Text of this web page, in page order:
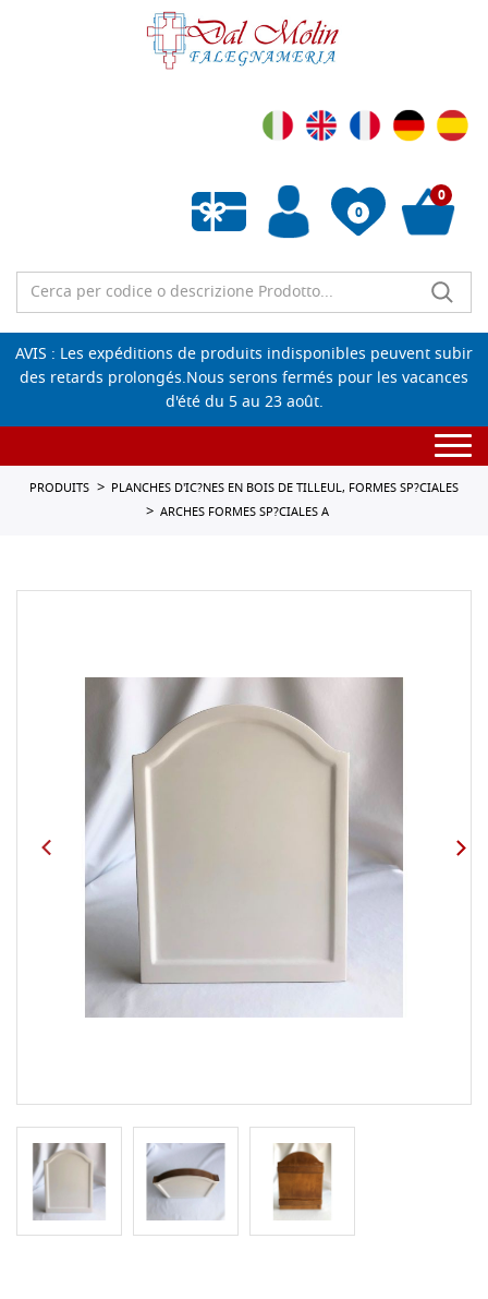
0
Liste de souhaits vide
0
AVIS : Les expéditions de produits indisponibles peuvent subir
des retards prolongés.Nous serons fermés pour les vacances
d'été du 5 au 23 août.
PRODUITS
PLANCHES D'IC?NES EN BOIS DE TILLEUL, FORMES SP?CIALES
ARCHES FORMES SP?CIALES A